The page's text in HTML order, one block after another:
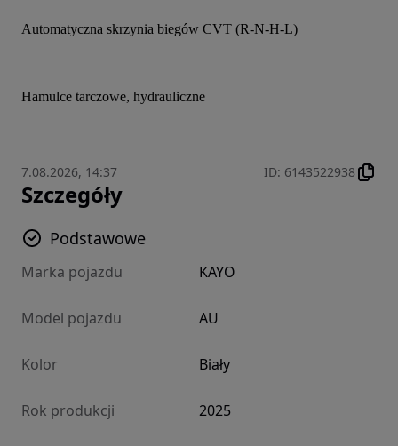
Automatyczna skrzynia biegów CVT (R-N-H-L)
Hamulce tarczowe, hydrauliczne
7.08.2026, 14:37 ID: 6143522938
Szczegóły
Podstawowe
Marka pojazdu KAYO
Model pojazdu AU
Kolor Biały
Rok produkcji 2025